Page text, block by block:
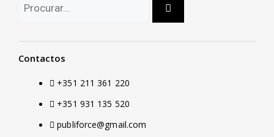
Contactos
+351 211 361 220
+351 931 135 520
publiforce@gmail.com